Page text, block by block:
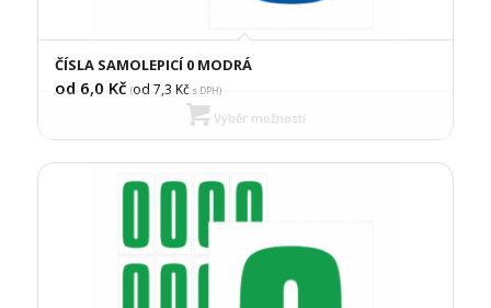
ČÍSLA SAMOLEPICÍ 0 MODRÁ
od 6,0 Kč (od 7,3 Kčs DPH)
Výběr možností